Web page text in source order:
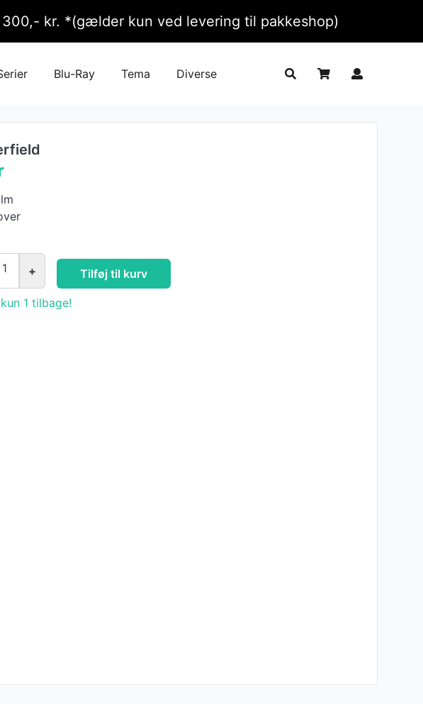
kr. *(gælder kun ved levering til pakkeshop)
Blu-Ray Tema Diverse
1 + Tilføj til kurv
1 tilbage!